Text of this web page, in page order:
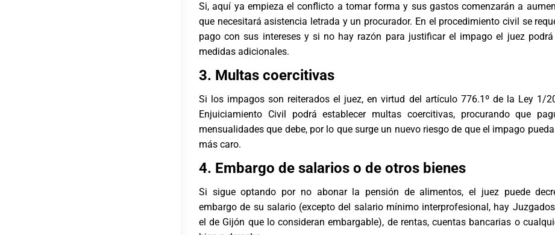
Si, aquí ya empieza el conflicto a tomar forma y sus gastos comenzarán a
que necesitará asistencia letrada y un procurador. En el procedimiento civil se
pago con sus intereses y si no hay razón para justificar el impago el juez
medidas adicionales.
3. Multas coercitivas
Si los impagos son reiterados el juez, en virtud del artículo 776.1º de la Ley 1/
Enjuiciamiento Civil podrá establecer multas coercitivas, procurando que
mensualidades que debe, por lo que surge un nuevo riesgo de que el impago
más caro.
4. Embargo de salarios o de otros bienes
Si sigue optando por no abonar la pensión de alimentos, el juez puede
embargo de su salario (excepto del salario mínimo interprofesional, hay
el de Gijón que lo consideran embargable), de rentas, cuentas bancarias o